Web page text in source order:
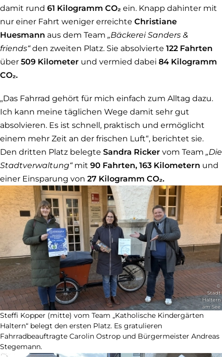
damit rund 61 Kilogramm CO₂ ein. Knapp dahinter mit
nur einer Fahrt weniger erreichte Christiane
Huesmann aus dem Team „Bäckerei Sanders &
friends“den zweiten Platz. Sie absolvierte 122 Fahrten
über 509 Kilometer und vermied dabei 84 Kilogramm
CO₂.
„Das Fahrrad gehört für mich einfach zum Alltag dazu.
Ich kann meine täglichen Wege damit sehr gut
absolvieren. Es ist schnell, praktisch und ermöglicht
einem mehr Zeit an der frischen Luft“, berichtet sie.
Den dritten Platz belegte Sandra Ricker vom Team „Die
Stadtverwaltung“ mit 90 Fahrten, 163 Kilometern und
einer Einsparung von 27 Kilogramm CO₂.
©
Stadt
Haltern
am See
Steffi Kopper (mitte) vom Team „Katholische Kindergärten
Haltern“ belegt den ersten Platz. Es gratulieren
Fahrradbeauftragte Carolin Ostrop und Bürgermeister Andreas
Stegemann.